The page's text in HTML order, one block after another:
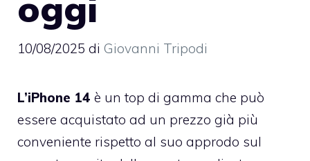
10/08/2025 di Giovanni Tripodi
L’iPhone 14 è un top di gamma che può
essere acquistato ad un prezzo già più
conveniente rispetto al suo approdo sul